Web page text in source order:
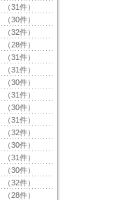
（31件）
（30件）
（32件）
（28件）
（31件）
（31件）
（30件）
（31件）
（30件）
（31件）
（32件）
（30件）
（31件）
（30件）
（32件）
（28件）